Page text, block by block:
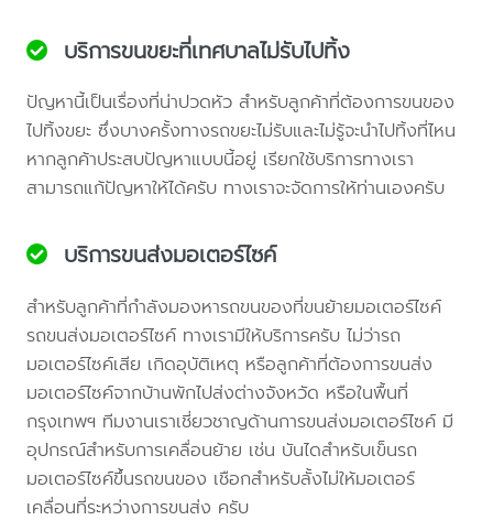
บริการขนขยะที่เทศบาลไม่รับไปทิ้ง
ปัญหานี้เป็นเรื่องที่น่าปวดหัว สำหรับลูกค้าที่ต้องการขนของ
ไปทิ้งขยะ ซึ่งบางครั้งทางรถขยะไม่รับและไม่รู้จะนำไปทิ้งที่ไหน
หากลูกค้าประสบปัญหาแบบนี้อยู่ เรียกใช้บริการทางเรา
สามารถแก้ปัญหาให้ได้ครับ ทางเราจะจัดการให้ท่านเองครับ
บริการขนส่งมอเตอร์ไซค์
สำหรับลูกค้าที่กำลังมองหารถขนของที่ขนย้ายมอเตอร์ไซค์
รถขนส่งมอเตอร์ไซค์ ทางเรามีให้บริการครับ ไม่ว่ารถ
มอเตอร์ไซค์เสีย เกิดอุบัติเหตุ หรือลูกค้าที่ต้องการขนส่ง
มอเตอร์ไซค์จากบ้านพักไปส่งต่างจังหวัด หรือในพื้นที่
กรุงเทพฯ ทีมงานเราเชี่ยวชาญด้านการขนส่งมอเตอร์ไซค์ มี
อุปกรณ์สำหรับการเคลื่อนย้าย เช่น บันไดสำหรับเข็นรถ
มอเตอร์ไซค์ขึ้นรถขนของ เชือกสำหรับลั้งไม่ให้มอเตอร์
เคลื่อนที่ระหว่างการขนส่ง ครับ